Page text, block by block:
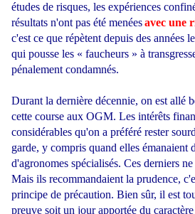
études de risques, les expériences
résultats n'ont pas été menéesavec une
c'est ce que répètent depuis des années
qui pousse les « faucheurs » à
pénalement condamnés.
Durant la dernière décennie, on est allé
cette course aux OGM. Les intérêts
considérables qu'on a préféré rester
garde, y compris quand elles émanaient
d'agronomes spécialisés. Ces derniers
Mais ils recommandaient la prudence,
principe de précaution. Bien sûr, il est
preuve soit un jour apportée du